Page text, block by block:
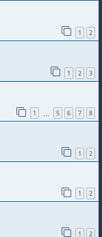
1 2
1 2 3
1 5 6 7 8
1 2
1 2
1 2